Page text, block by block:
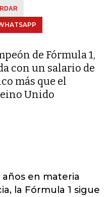
de Fórmula 1,
con un salario de
más que el
Unido
en materia
la Fórmula 1 sigue